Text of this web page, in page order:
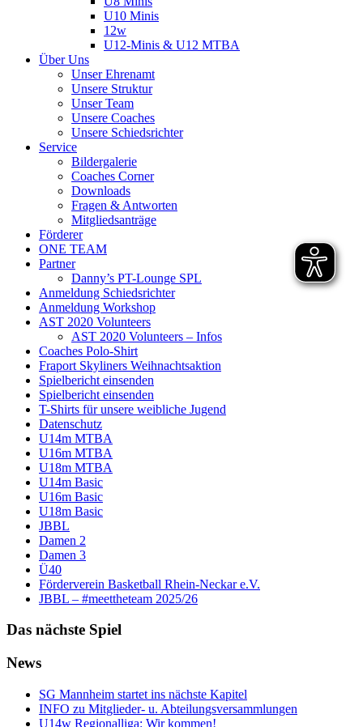
U10 Minis
12w
U12-Minis & U12 MTBA
Über Uns
Unser Ehrenamt
Unsere Struktur
Unser Team
Unsere Coaches
Unsere Schiedsrichter
Service
Bildergalerie
Coaches Corner
Downloads
Fragen & Antworten
Mitgliedsanträge
Förderer
ONE TEAM
Partner
Danny’s PT-Lounge SPL
Anmeldung Schiedsrichter
Anmeldung Workshop
AST 2020 Volunteers
AST 2020 Volunteers – Infos
Coaches Polo-Shirt
Fraport Skyliners Weihnachtsaktion
Spielbericht einsenden
Spielbericht einsenden
T-Shirts für unsere weibliche Jugend
Datenschutz
U14m MTBA
U16m MTBA
U18m MTBA
U14m Basic
U16m Basic
U18m Basic
JBBL
Damen 2
Damen 3
Ü40
Förderverein Basketball Rhein-Neckar e.V.
JBBL – #meettheteam 2025/26
Das nächste Spiel
News
SG Mannheim startet ins nächste Kapitel
INFO zu Mitglieder- u. Abteilungsversammlungen
U14w Regionalliga: Wir kommen!